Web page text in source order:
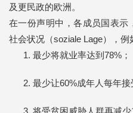
及更民政的欧洲。
在一份声明中，各成员国表示
社会状况（soziale Lage），例
最少将就业率达到78%；
最少让60%成年人每年接
将受贫困威胁人群再减少